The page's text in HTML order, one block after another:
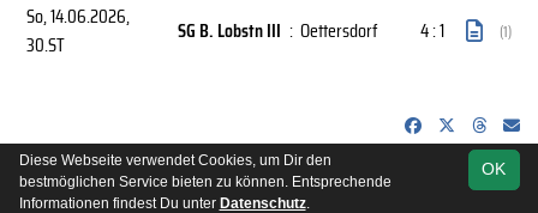
So, 14.06.2026,
30.ST
SG B. Lobstn III : Oettersdorf 4 : 1 (1)
soccero.de
© 2006 - 2026
OK
Diese Webseite verwendet Cookies, um Dir den
bestmöglichen Service bieten zu können. Entsprechende
Informationen findest Du unter Datenschutz.